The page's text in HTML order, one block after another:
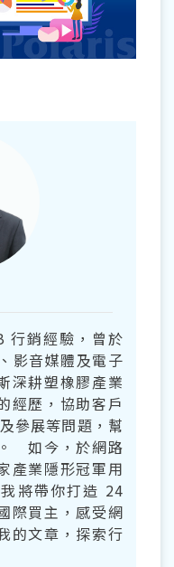
行銷經驗，曾於
影音媒體及電子
深耕塑橡膠產業
經歷，協助客戶
參展等問題，幫
如今，於網路
產業隱形冠軍用
將帶你打造 24
際買主，感受網
的文章，探索行